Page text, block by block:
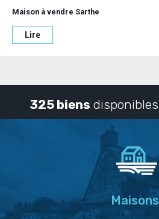
Maison à vendre Sarthe
Lire
325 biens
Maisons